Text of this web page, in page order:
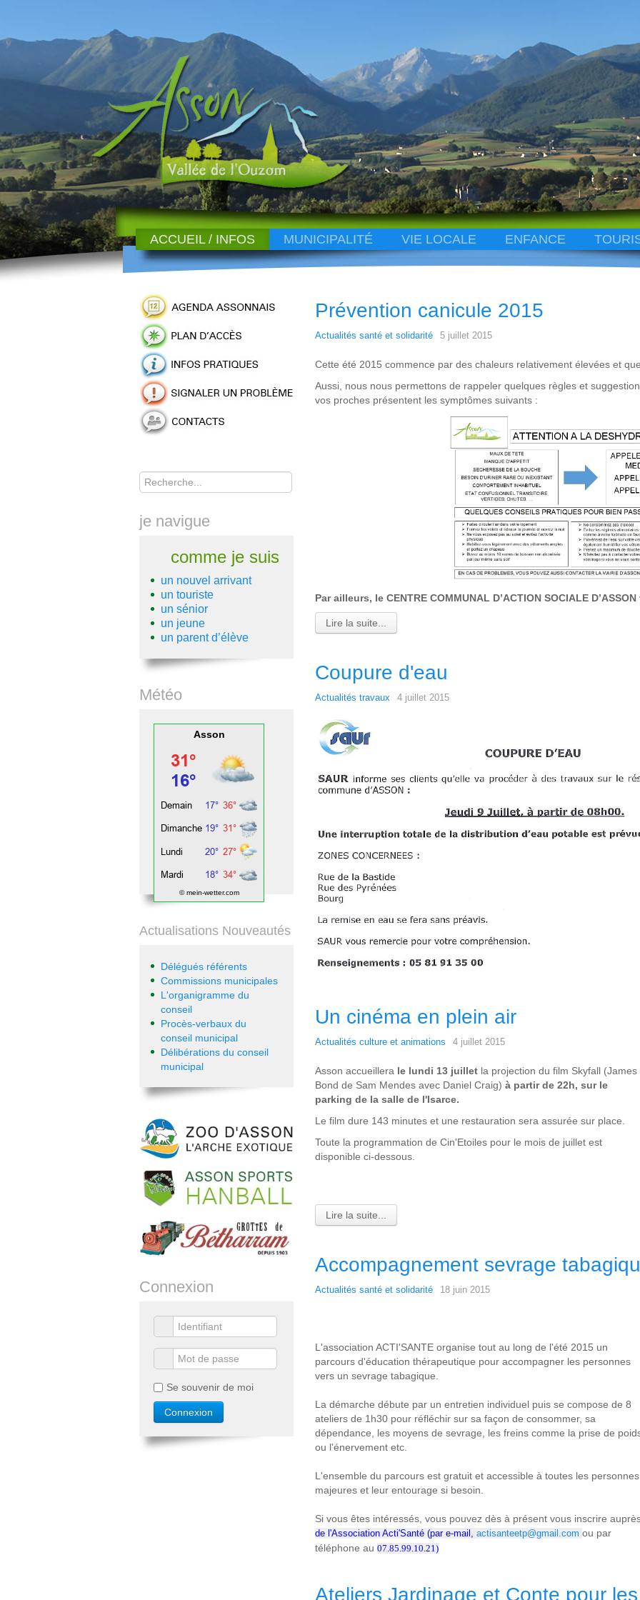
ACCUEIL / INFOS MUNICIPALITÉ VIE LOCALE ENFANCE
Prévention canicule 2015
Actualités santé et solidarité 5 juillet 2015
Cette été 2015 commence par des chaleurs relativement élevées et
Aussi, nous nous permettons de rappeler quelques règles et
vos proches présentent les symptômes suivants :
Par ailleurs, le CENTRE COMMUNAL D’ACTION SOCIALE
Lire la suite...
Coupure d'eau
Actualités travaux 4 juillet 2015
Un cinéma en plein air
Actualités culture et animations 4 juillet 2015
Asson accueillera le lundi 13 juillet la projection du film Skyfall (James
Bond de Sam Mendes avec Daniel Craig) à partir de 22h, sur le
parking de la salle de l'Isarce.
Le film dure 143 minutes et une restauration sera assurée sur place.
Toute la programmation de Cin'Etoiles pour le mois de juillet est
disponible ci-dessous.
Lire la suite...
Accompagnement sevrage
Actualités santé et solidarité 18 juin 2015
L'association ACTI'SANTE organise tout au long de l'été 2015 un
parcours d'éducation thérapeutique pour accompagner les personnes
vers un sevrage tabagique.
La démarche débute par un entretien individuel puis se compose de 8
ateliers de 1h30 pour réfléchir sur sa façon de consommer, sa
dépendance, les moyens de sevrage, les freins comme la prise de
ou l'énervement etc.
L'ensemble du parcours est gratuit et accessible à toutes les personnes
majeures et leur entourage si besoin.
Si vous êtes intéressés, vous pouvez dès à présent vous inscrire
de l'Association Acti'Santé (par e-mail, actisanteetp@gmail.com ou par
téléphone au 07.85.99.10.21)
Ateliers Jardinage et Conte pour
Rechercher
je navigue
comme je suis
un nouvel arrivant
un touriste
un sénior
un jeune
un parent d’élève
Météo
Asson
© mein-wetter.com
Actualisations Nouveautés
Délégués référents
Commissions municipales
L'organigramme du
conseil
Procès-verbaux du
conseil municipal
Délibérations du conseil
municipal
Connexion
Se souvenir de moi